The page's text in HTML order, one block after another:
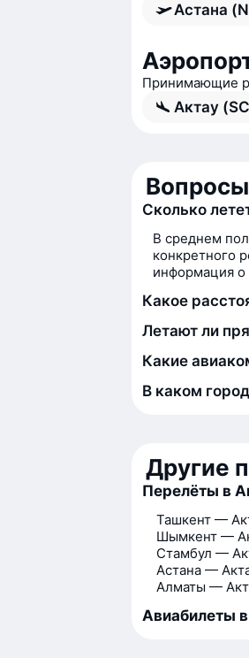
Астана
Принимающие
Актау
Сколько
В среднем
конкретного
информация о
Какое
Летают ли
Какие
В каком
Другие
Перелёты в
Ташкент —
Шымкент —
Стамбул —
Астана —
Алматы —
Авиабилеты